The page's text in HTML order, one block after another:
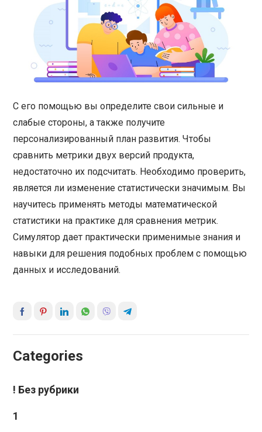
С его помощью вы определите свои сильные и
слабые стороны, а также получите
персонализированный план развития. Чтобы
сравнить метрики двух версий продукта,
недостаточно их подсчитать. Необходимо проверить,
является ли изменение статистически значимым. Вы
научитесь применять методы математической
статистики на практике для сравнения метрик.
Симулятор дает практически применимые знания и
навыки для решения подобных проблем с помощью
данных и исследований.
Categories
! Без рубрики
1